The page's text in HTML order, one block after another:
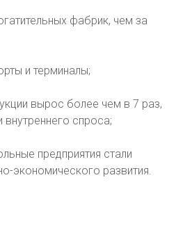
фабрик, чем за
и терминалы;
вырос более чем в 7 раз,
спроса;
предприятия стали
экономического развития.